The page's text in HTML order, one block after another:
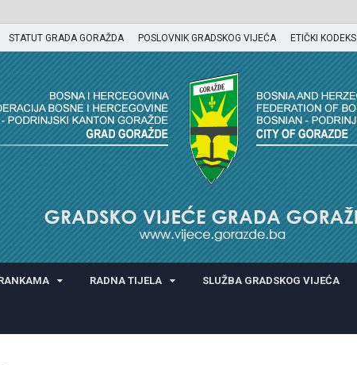
STATUT GRADA GORAŽDA POSLOVNIK GRADSKOG VIJEĆA ETIČKI KODEKS
GORAŽDA
RADNA TIJELA SLUŽBA GRADSKOG VIJEĆA